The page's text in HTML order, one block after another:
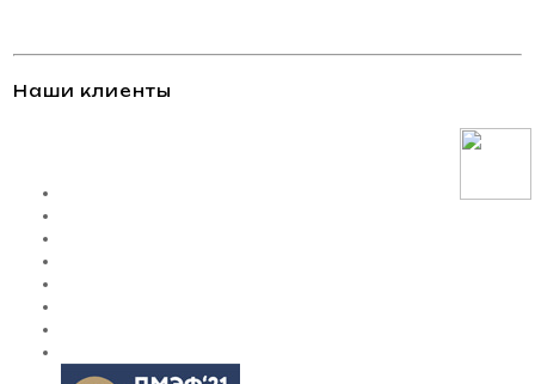
Наши клиенты